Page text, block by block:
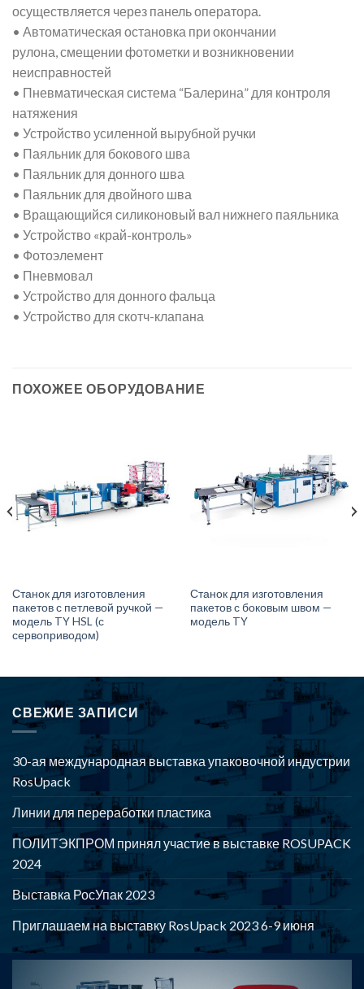
осуществляется через панель оператора.
• Автоматическая остановка при окончании
рулона, смещении фотометки и возникновении
неисправностей
• Пневматическая система “Балерина” для контроля
натяжения
• Устройство усиленной вырубной ручки
• Паяльник для бокового шва
• Паяльник для донного шва
• Паяльник для двойного шва
• Вращающийся силиконовый вал нижнего паяльника
• Устройство «край-контроль»
• Фотоэлемент
• Пневмовал
• Устройство для донного фальца
• Устройство для скотч-клапана
ПОХОЖЕЕ ОБОРУДОВАНИЕ
Станок для изготовления
пакетов с петлевой ручкой —
модель TY HSL (с
сервоприводом)
Станок для изготовления
пакетов с боковым швом —
модель TY
СВЕЖИЕ ЗАПИСИ
30-ая международная выставка упаковочной индустрии
RosUpack
Линии для переработки пластика
ПОЛИТЭКПРОМ принял участие в выставке ROSUPACK
2024
Выставка РосУпак 2023
Приглашаем на выставку RosUpack 2023 6-9 июня